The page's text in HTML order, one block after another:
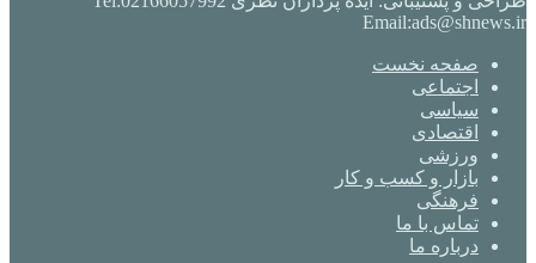
Email:ads@shnews.ir
صفحه نخست
اجتماعی
سیاسی
اقتصادی
ورزشی
بازار و کسب و کار
فرهنگی
تماس با ما
درباره ما